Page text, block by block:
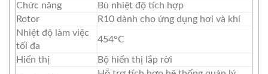
Chức năng
Bù nhiệt độ tích hợp
Rotor
R10 dành cho ứng dụng hơi và khí
Nhiệt độ làm việc
tối đa
454°C
Hiển thị Bộ hiển thị lắp rời